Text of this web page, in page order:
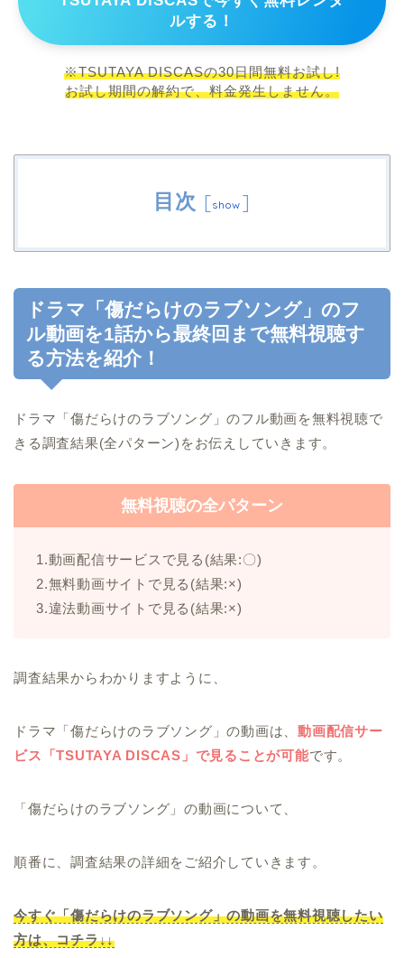
ルする！
※TSUTAYA DISCASの30日間無料お試し!
お試し期間の解約で、料金発生しません。
目次 [show ]
ドラマ「傷だらけのラブソング」のフ
ル動画を1話から最終回まで無料視聴す
る方法を紹介！
ドラマ「傷だらけのラブソング」のフル動画を無料視聴で
きる調査結果(全パターン)をお伝えしていきます。
無料視聴の全パターン
1.動画配信サービスで見る(結果:〇)
2.無料動画サイトで見る(結果:×)
3.違法動画サイトで見る(結果:×)
調査結果からわかりますように、
ドラマ「傷だらけのラブソング」の動画は、動画配信サー
ビス「TSUTAYA DISCAS」で見ることが可能です。
「傷だらけのラブソング」の動画について、
順番に、調査結果の詳細をご紹介していきます。
今すぐ「傷だらけのラブソング」の動画を無料視聴したい
方は、コチラ↓↓